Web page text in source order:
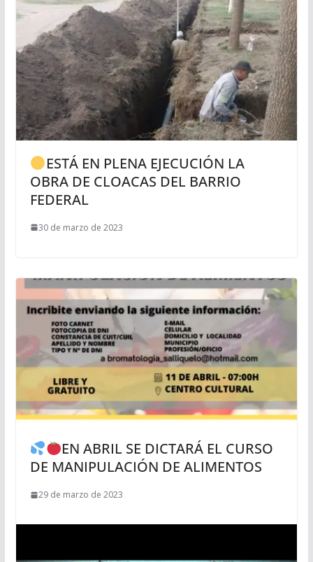
ESTÁ EN PLENA EJECUCIÓN LA
OBRA DE CLOACAS DEL BARRIO
FEDERAL
30 de marzo de 2023
EN ABRIL SE DICTARÁ EL CURSO
DE MANIPULACIÓN DE ALIMENTOS
29 de marzo de 2023